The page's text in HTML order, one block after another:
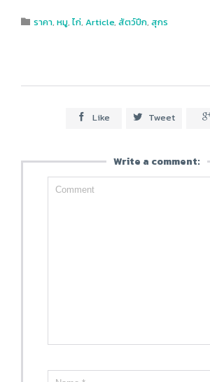
 Category
ราคา, หมู, ไก่, Article, สัตว์ปีก, สุกร
 Like  Tweet
Write a comment: